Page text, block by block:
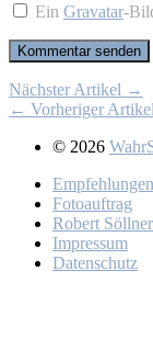
EinGravatar-
Nächster Artikel →
← Vorheriger Artikel
© 2026
Emp­feh­lun­gen
Fo­to­auf­trag
Ro­bert Söll­ner
Im­pres­sum
Da­ten­schutz